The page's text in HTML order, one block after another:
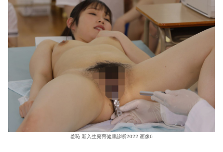
羞恥 新入生発育健康診断2022 画像6